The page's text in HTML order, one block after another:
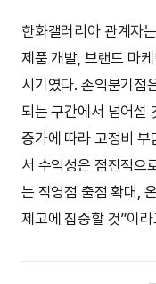
한화갤러리아 관계자
제품 개발, 브랜드 마
시기였다. 손익분기점
되는 구간에서 넘어설
증가에 따라 고정비 부
서 수익성은 점진적으
는 직영점 출점 확대,
제고에 집중할 것”이